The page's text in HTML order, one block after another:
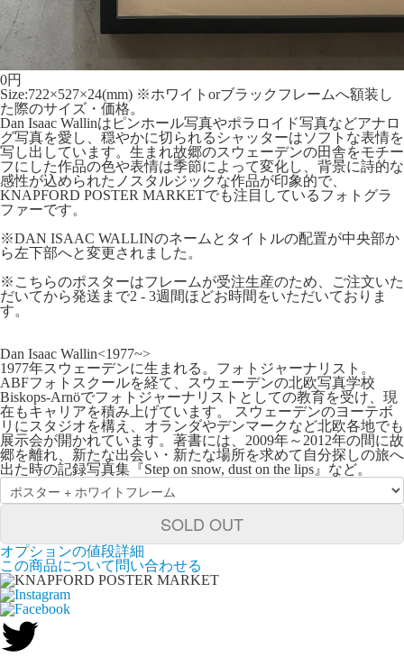
0円
Size:722×527×24(mm) ※ホワイトorブラックフレームへ額装し
た際のサイズ・価格。
Dan Isaac Wallinはピンホール写真やポラロイド写真などアナロ
グ写真を愛し、穏やかに切られるシャッターはソフトな表情を
写し出しています。生まれ故郷のスウェーデンの田舎をモチー
フにした作品の色や表情は季節によって変化し、背景に詩的な
感性が込められたノスタルジックな作品が印象的で、
KNAPFORD POSTER MARKETでも注目しているフォトグラ
ファーです。
※DAN ISAAC WALLINのネームとタイトルの配置が中央部か
ら左下部へと変更されました。
※こちらのポスターはフレームが受注生産のため、ご注文いた
だいてから発送まで2 - 3週間ほどお時間をいただいておりま
す。
Dan Isaac Wallin<1977~>
1977年スウェーデンに生まれる。フォトジャーナリスト。
ABFフォトスクールを経て、スウェーデンの北欧写真学校
Biskops-Arnöでフォトジャーナリストとしての教育を受け、現
在もキャリアを積み上げています。 スウェーデンのヨーテボ
リにスタジオを構え、オランダやデンマークなど北欧各地でも
展示会が開かれています。著書には、2009年～2012年の間に故
郷を離れ、新たな出会い・新たな場所を求めて自分探しの旅へ
出た時の記録写真集『Step on snow, dust on the lips』など。
SOLD OUT
オプションの値段詳細
この商品について問い合わせる